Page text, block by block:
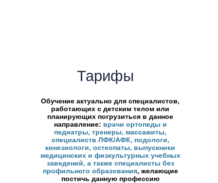
Обучение актуально для специалистов,
работающих с детским телом или
планирующих погрузиться в данное
направление: врачи ортопеды и
педиатры, тренеры, массажиты,
специалиств ЛФК/АФК, подологи,
кинезиологи, остеопаты, выпускники
медицинских и физкультурных учебных
заведений, а также специалисты без
профильного образования, желающие
постичь данную профессию
Тарифы